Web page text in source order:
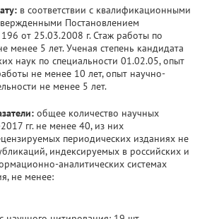
в соответствии с квалификационными
Постановлением
от 25.03.2008 г. Стаж работы по
менее 5 лет. Ученая степень кандидата
наук по специальности 01.02.05, опыт
не менее 10 лет, опыт научно-
не менее 5 лет.
общее количество научных
гг. не менее 40, из них
периодических изданиях не
индексируемых в российских и
аналитических системах
не менее: